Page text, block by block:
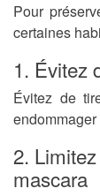
Pour
certaines
1. Évitez
Évitez de
2.
mascara